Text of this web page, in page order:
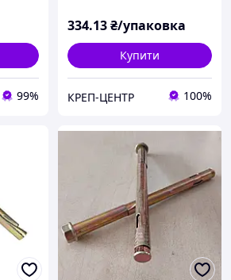
99%
334.13₴/упаковка
Купити
КРЕП-ЦЕНТР 100%